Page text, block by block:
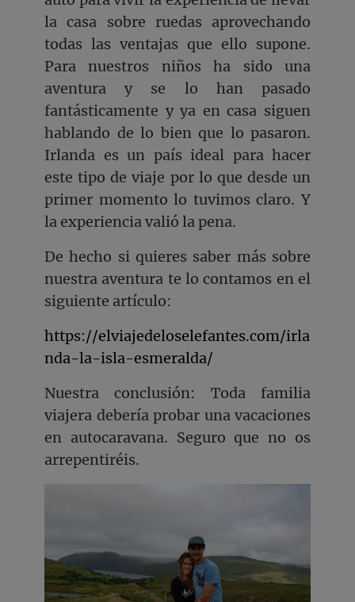
la casa sobre ruedas aprovechando
todas las ventajas que ello supone.
Para nuestros niños ha sido una
aventura y se lo han pasado
fantásticamente y ya en casa siguen
hablando de lo bien que lo pasaron.
Irlanda es un país ideal para hacer
este tipo de viaje por lo que desde un
primer momento lo tuvimos claro. Y
la experiencia valió la pena.
De hecho si quieres saber más sobre
nuestra aventura te lo contamos en el
siguiente artículo:
https://elviajedeloselefantes.com/irla
nda-la-isla-esmeralda/
Nuestra conclusión: Toda familia
viajera debería probar una vacaciones
en autocaravana. Seguro que no os
arrepentiréis.